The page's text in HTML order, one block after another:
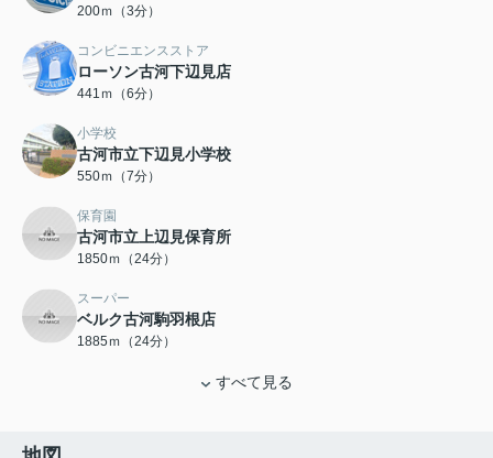
200ｍ（3分）
コンビニエンスストア
ローソン古河下辺見店
441ｍ（6分）
小学校
古河市立下辺見小学校
550ｍ（7分）
保育園
古河市立上辺見保育所
1850ｍ（24分）
スーパー
ベルク古河駒羽根店
1885ｍ（24分）
すべて見る